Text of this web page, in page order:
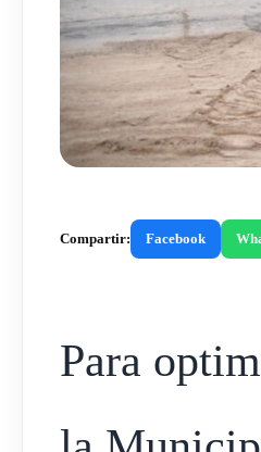
Compartir: Facebook
Para